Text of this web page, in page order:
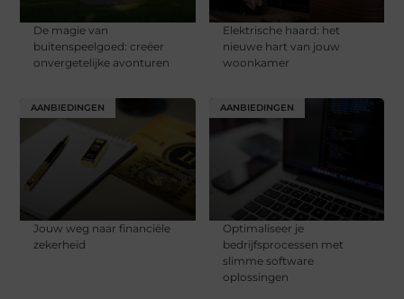
De magie van
buitenspeelgoed: creëer
onvergetelijke avonturen
Elektrische haard: het
nieuwe hart van jouw
woonkamer
AANBIEDINGEN
Jouw weg naar financiële
zekerheid
AANBIEDINGEN
Optimaliseer je
bedrijfsprocessen met
slimme software
oplossingen